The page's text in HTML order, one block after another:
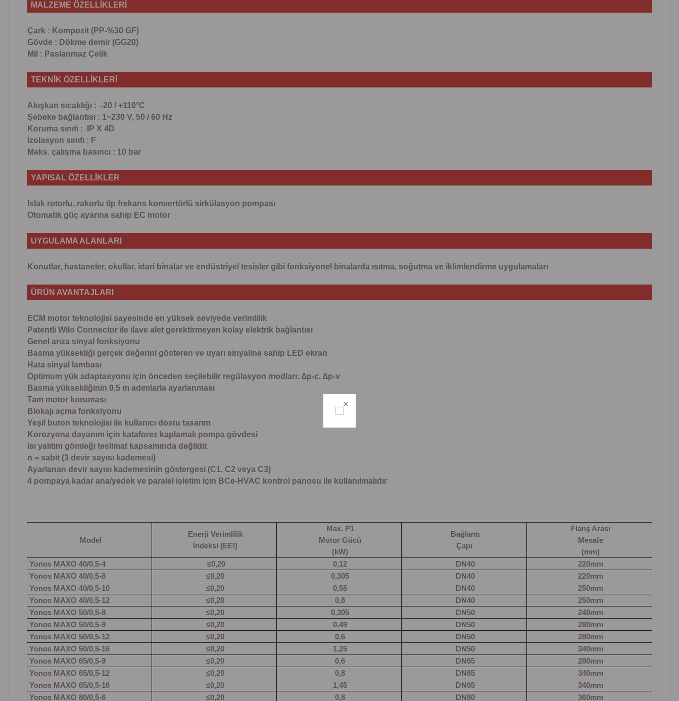
MALZEME ÖZELLİKLERİ
Çark : Kompozit (PP-%30 GF)
Gövde : Dökme demir (GG20)
Mil : Paslanmaz Çelik
TEKNİK ÖZELLİKLERİ
Akışkan sıcaklığı : -20 / +110°C
Şebeke bağlantısı : 1~230 V, 50 / 60 Hz
Koruma sınıfı : IP X 4D
İzolasyon sınıfı : F
Maks. çalışma basıncı : 10 bar
YAPISAL ÖZELLİKLER
Islak rotorlu, rakorlu tip frekans konvertörlü sirkülasyon pompası
Otomatik güç ayarına sahip EC motor
UYGULAMA ALANLARI
Konutlar, hastaneler, okullar, idari binalar ve endüstriyel tesisler gibi fonksiyonel binalarda ısıtma, soğutma ve iklimlendirme uygulamaları
ÜRÜN AVANTAJLARI
ECM motor teknolojisi sayesinde en yüksek seviyede verimlilik
Patentli Wilo Connector ile ilave alet gerektirmeyen kolay elektrik bağlantısı
Genel arıza sinyal fonksiyonu
Basma yüksekliği gerçek değerini gösteren ve uyarı sinyaline sahip LED ekran
Hata sinyal lambası
Optimum yük adaptasyonu için önceden seçilebilir regülasyon modları: ∆p-c, ∆p-v
Basma yüksekliğinin 0,5 m adımlarla ayarlanması
Tam motor koruması
Blokajı açma fonksiyonu
Yeşil buton teknolojisi ile kullanıcı dostu tasarım
Korozyona dayanım için kataforez kaplamalı pompa gövdesi
Isı yalıtım gömleği teslimat kapsamında değildir.
n = sabit (3 devir sayısı kademesi)
Ayarlanan devir sayısı kademesinin göstergesi (C1, C2 veya C3)
4 pompaya kadar ana/yedek ve paralel işletim için BCe-HVAC kontrol panosu ile kullanılmalıdır
Model
Enerji Verimlilik
İndeksi (EEI)
Max. P1
Motor Gücü
(kW)
Bağlantı
Çapı
Flanş Arası
Mesafe
(mm)
Yonos MAXO 40/0,5-4
≤0,20 0,12 DN40
220mm
Yonos MAXO 40/0,5-8
≤0,20 0,305 DN40
220mm
Yonos MAXO 40/0,5-10
≤0,20 0,55 DN40
250mm
Yonos MAXO 40/0,5-12
≤0,20 0,8 DN40
250mm
Yonos MAXO 50/0,5-8
≤0,20 0,305 DN50
240mm
Yonos MAXO 50/0,5-9
≤0,20 0,49 DN50
280mm
Yonos MAXO 50/0,5-12
≤0,20 0,6 DN50
280mm
Yonos MAXO 50/0,5-16
≤0,20 1,25 DN50
340mm
Yonos MAXO 65/0,5-9
≤0,20 0,6 DN65
280mm
Yonos MAXO 65/0,5-12
≤0,20 0,8 DN65
340mm
Yonos MAXO 65/0,5-16
≤0,20 1,45 DN65
340mm
Yonos MAXO 80/0,5-6
≤0,20 0,8 DN80
360mm